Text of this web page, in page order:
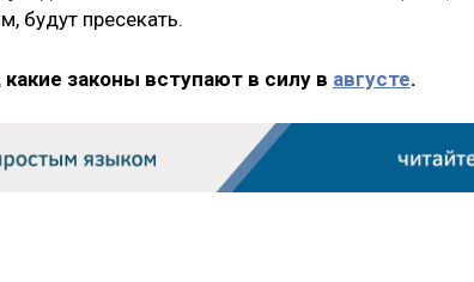
будут пресекать.
законы вступают в силу в августе.